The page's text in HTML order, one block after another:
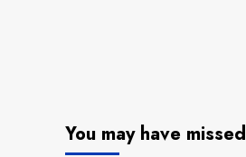
You may have missed